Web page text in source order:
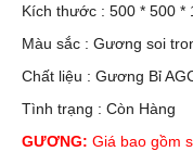
Kích thước : 500 * 500 *
Màu sắc : Gương soi
Chất liệu : Gương Bỉ
Tình trạng : Còn Hàng
GƯƠNG: Giá bao gồm